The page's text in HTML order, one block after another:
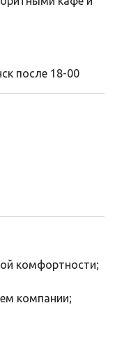
после 18-00
комфортности;
компании;